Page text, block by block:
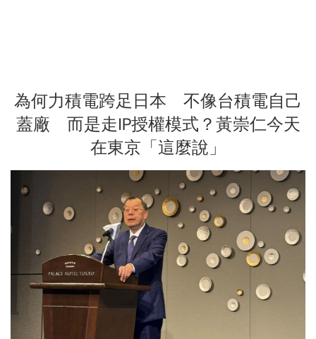
為何力積電跨足日本 不像台積電自己
蓋廠 而是走IP授權模式？黃崇仁今天
在東京「這麼說」